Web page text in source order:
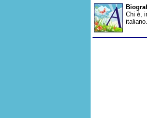
Chi è,